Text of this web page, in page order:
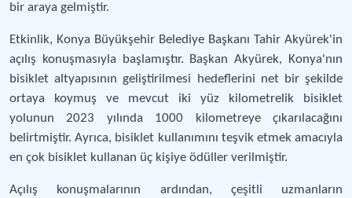
bir araya gelmiştir.
Etkinlik, Konya Büyükşehir Belediye Başkanı Tahir Akyürek'in
açılış konuşmasıyla başlamıştır. Başkan Akyürek, Konya'nın
bisiklet altyapısının geliştirilmesi hedeflerini net bir şekilde
ortaya koymuş ve mevcut iki yüz kilometrelik bisiklet
yolunun 2023 yılında 1000 kilometreye çıkarılacağını
belirtmiştir. Ayrıca, bisiklet kullanımını teşvik etmek amacıyla
en çok bisiklet kullanan üç kişiye ödüller verilmiştir.
Açılış konuşmalarının ardından, çeşitli uzmanların